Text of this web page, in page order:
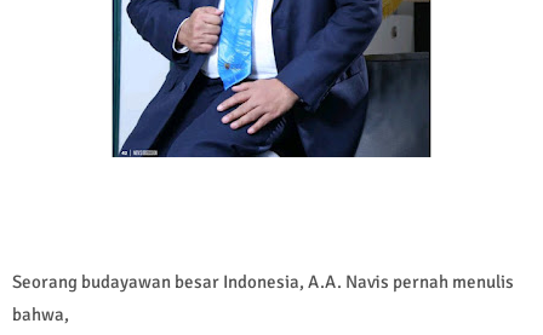
Seorang budayawan besar Indonesia, A.A. Navis pernah menulis
bahwa,